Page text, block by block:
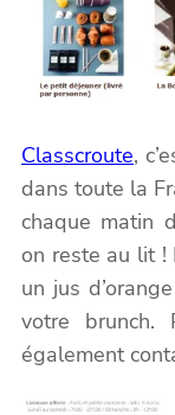
Classcroute,
dans toute la
chaque matin
on reste au lit !
un jus
votre brunch.
également